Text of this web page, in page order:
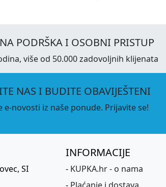
PODRŠKA I OSOBNI PRISTUP
više od 50.000 zadovoljnih klijenata
NAS I BUDITE OBAVIJEŠTENI
e-novosti iz naše ponude. Prijavite se!
SI
INFORMACIJE
- KUPKA.hr - o nama